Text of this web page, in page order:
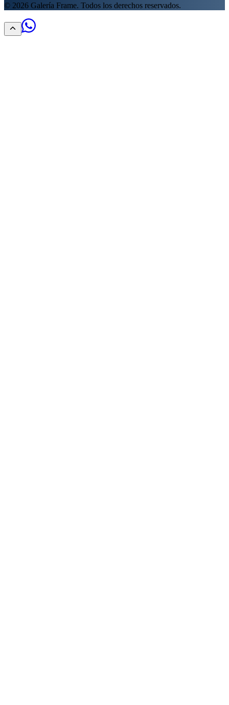
© 2026 Galería Frame. Todos los derechos reservados.